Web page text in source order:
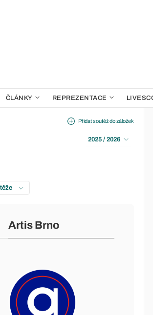
ČLÁNKY REPREZENTACE
Přidat soutěž do záložek
2025 / 2026
Artis Brno